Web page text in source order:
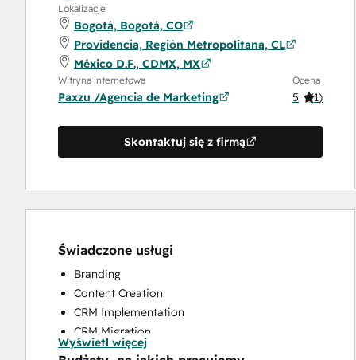
Lokalizacje
Bogotá, Bogotá, CO
Providencia, Región Metropolitana, CL
México D.F., CDMX, MX
Witryna internetowa
Paxzu /Agencia de Marketing
Ocena
5 (1)
Skontaktuj się z firmą
Świadczone usługi
Branding
Content Creation
CRM Implementation
CRM Migration
Custom API Integrations
Wyświetl więcej